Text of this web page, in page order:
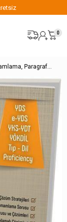
0
Pelikan Yayınları 4x4 YDS Seti Paragraf Tamamlama, Paragrafta İlgisiz Cümle ve Okuma Parçaları 2. Kitap